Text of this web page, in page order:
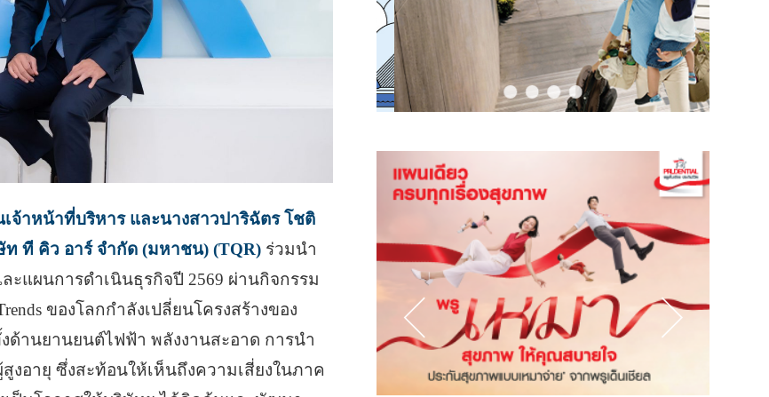
จ้าหน้าที่บริหาร และนางสาวปาริฉัตร โชติ
ที คิว อาร์ จำกัด (มหาชน) (TQR) ร่วมนำ
ะแผนการดำเนินธุรกิจปี 2569 ผ่านกิจกรรม
ของโลกกำลังเปลี่ยนโครงสร้างของ
านยานยนต์ไฟฟ้า พลังงานสะอาด การนำ
อายุ ซึ่งสะท้อนให้เห็นถึงความเสี่ยงในภาค